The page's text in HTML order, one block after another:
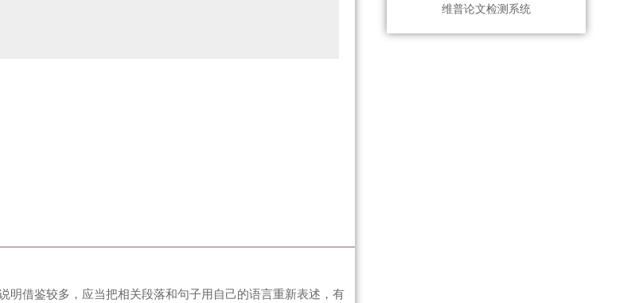
明借鉴较多，应当把相关段落和句子用自己的语言重新表述，有
维普论文检测系统